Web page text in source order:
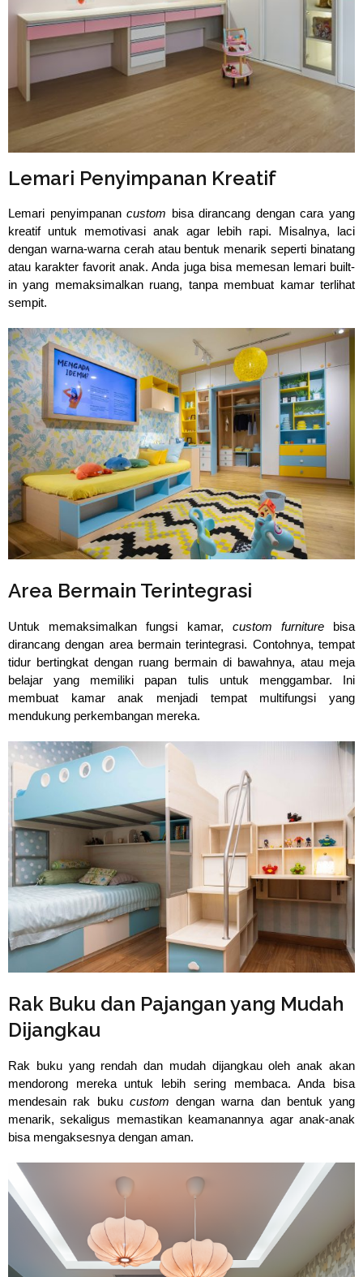
Lemari Penyimpanan Kreatif
Lemari penyimpanan custom bisa dirancang dengan cara yang
kreatif untuk memotivasi anak agar lebih rapi. Misalnya, laci
dengan warna-warna cerah atau bentuk menarik seperti binatang
atau karakter favorit anak. Anda juga bisa memesan lemari built-
in yang memaksimalkan ruang, tanpa membuat kamar terlihat
sempit.
Area Bermain Terintegrasi
Untuk memaksimalkan fungsi kamar, custom furniture bisa
dirancang dengan area bermain terintegrasi. Contohnya, tempat
tidur bertingkat dengan ruang bermain di bawahnya, atau meja
belajar yang memiliki papan tulis untuk menggambar. Ini
membuat kamar anak menjadi tempat multifungsi yang
mendukung perkembangan mereka.
Rak Buku dan Pajangan yang Mudah
Dijangkau
Rak buku yang rendah dan mudah dijangkau oleh anak akan
mendorong mereka untuk lebih sering membaca. Anda bisa
mendesain rak buku custom dengan warna dan bentuk yang
menarik, sekaligus memastikan keamanannya agar anak-anak
bisa mengaksesnya dengan aman.